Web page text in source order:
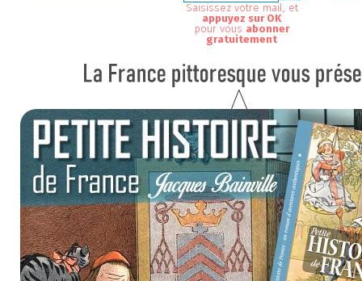
Saisissez votre mail, et
appuyez sur OK
pour vous abonner
gratuitement